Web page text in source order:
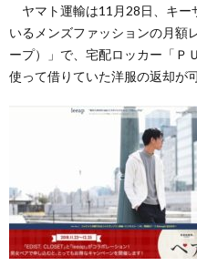
ヤマト運輸は11月28日、キー
いるメンズファッションの月額
ープ）」で、宅配ロッカー「Ｐ
使って借りていた洋服の返却が